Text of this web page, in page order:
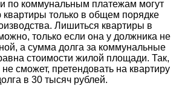
по коммунальным платежам могут
только в общем порядке
Лишиться квартиры в
только если она у должника не
а сумма долга за коммунальные
стоимости жилой площади. Так,
не сможет, претендовать на квартиру
в 30 тысяч рублей.